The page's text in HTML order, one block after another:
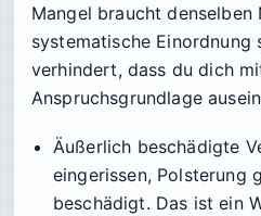
Mangel braucht denselben
systematische Einordnung
verhindert, dass du dich
Anspruchsgrundlage
Äußerlich beschädigte
eingerissen, Polsterung
beschädigt. Das ist ein